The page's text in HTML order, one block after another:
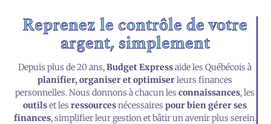
Reprenez le contrôle de votre
argent, simplement
Depuis plus de 20 ans,Budget Expressaide les Québécois à
planifier, organiser et optimiserleurs finances
personnelles. Nous donnons à chacun les connaissances, les
outilset les ressourcesnécessaires pour bien gérer ses
finances, simplifier leur gestion et bâtir un avenir plus serein.